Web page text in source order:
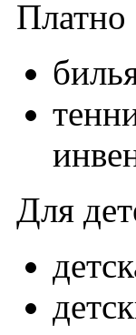
Платно
Для